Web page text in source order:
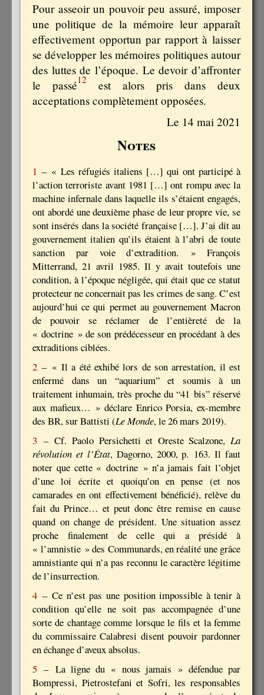
Pour asseoir un pouvoir peu assuré, imposer
une politique de la mémoire leur apparaît
effectivement opportun par rapport à laisser
se développer les mémoires politiques autour
des luttes de l’époque. Le devoir d’affronter
le passé12
est alors pris dans deux
acceptations complètement opposées.
Le 14 mai 2021
Notes
1 – « Les réfugiés italiens […] qui ont participé à
l’action terroriste avant 1981 […] ont rompu avec la
machine infernale dans laquelle ils s’étaient engagés,
ont abordé une deuxième phase de leur propre vie, se
sont insérés dans la société française […]. J’ai dit au
gouvernement italien qu’ils étaient à l’abri de toute
sanction par voie d’extradition. » François
Mitterrand, 21 avril 1985. Il y avait toutefois une
condition, à l’époque négligée, qui était que ce statut
protecteur ne concernait pas les crimes de sang. C’est
aujourd’hui ce qui permet au gouvernement Macron
de pouvoir se réclamer de l’entièreté de la
« doctrine » de son prédécesseur en procédant à des
extraditions ciblées.
2 – « Il a été exhibé lors de son arrestation, il est
enfermé dans un “aquarium” et soumis à un
traitement inhumain, très proche du “41 bis” réservé
aux mafieux… » déclare Enrico Porsia, ex-membre
des BR, sur Battisti (Le Monde, le 26 mars 2019).
3 – Cf. Paolo Persichetti et Oreste Scalzone, La
révolution et l’État, Dagorno, 2000, p. 163. Il faut
noter que cette « doctrine » n’a jamais fait l’objet
d’une loi écrite et quoiqu’on en pense (et nos
camarades en ont effectivement bénéficié), relève du
fait du Prince… et peut donc être remise en cause
quand on change de président. Une situation assez
proche finalement de celle qui a présidé à
« l’amnistie » des Communards, en réalité une grâce
amnistiante qui n’a pas reconnu le caractère légitime
de l’insurrection.
4 – Ce n’est pas une position impossible à tenir à
condition qu’elle ne soit pas accompagnée d’une
sorte de chantage comme lorsque le fils et la femme
du commissaire Calabresi disent pouvoir pardonner
en échange d’aveux absolus.
5 – La ligne du « nous jamais » défendue par
Bompressi, Pietrostefani et Sofri, les responsables